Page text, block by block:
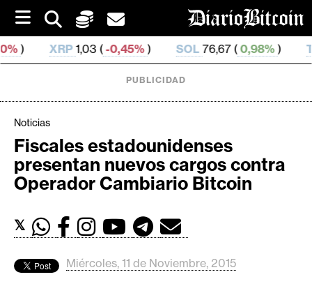
i
p
t
o
1,03 ( -0,45%) SOL76,67 ( 0,98%) TRX0,329
C
r
i
M
PUBLICIDAD
Noticias
Fiscales estadounidenses
presentan nuevos cargos contra
Operador Cambiario Bitcoin
𝕏
Miércoles, 11 de Noviembre, 2015